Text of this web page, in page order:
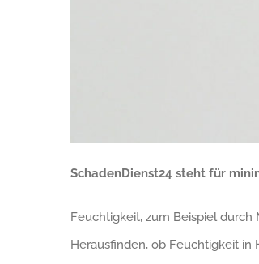
SchadenDienst24 steht für
Feuchtigkeit, zum Beispiel
Herausfinden, ob Feuchtigkeit